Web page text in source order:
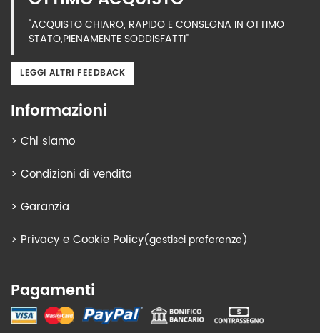
"ACQUISTO CHIARO, RAPIDO E CONSEGNA IN OTTIMO
STATO,PIENAMENTE SODDISFATTI"
LEGGI ALTRI FEEDBACK
Informazioni
> Chi siamo
> Condizioni di vendita
> Garanzia
> Privacy e Cookie Policy(gestisci preferenze)
Pagamenti